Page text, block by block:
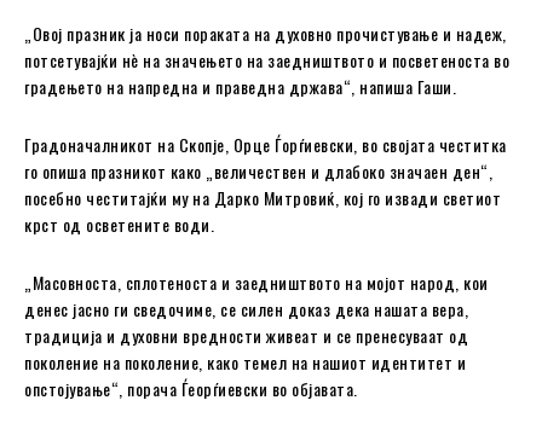
„Овој празник ја носи пораката на духовно прочистување и надеж,
потсетувајќи нѐ на значењето на заедништвото и посветеноста во
градењето на напредна и праведна држава“, напиша Гаши.
Градоначалникот на Скопје, Орце Ѓорѓиевски, во својата честитка
го опиша празникот како „величествен и длабоко значаен ден“,
посебно честитајќи му на Дарко Митровиќ, кој го извади светиот
крст од осветените води.
„Масовноста, сплотеноста и заедништвото на мојот народ, кои
денес јасно ги сведочиме, се силен доказ дека нашата вера,
традиција и духовни вредности живеат и се пренесуваат од
поколение на поколение, како темел на нашиот идентитет и
опстојување“, порача Ѓеорѓиевски во објавата.